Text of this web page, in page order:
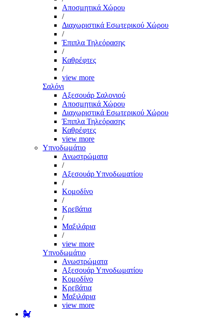
Αποσμητικά Χώρου
/
Διαχωριστικά Εσωτερικού Χώρου
/
Έπιπλα Τηλεόρασης
/
Καθρέφτες
/
view more
Σαλόνι
Αξεσουάρ Σαλονιού
Αποσμητικά Χώρου
Διαχωριστικά Εσωτερικού Χώρου
Έπιπλα Τηλεόρασης
Καθρέφτες
view more
Υπνοδωμάτιο
Ανωστρώματα
/
Αξεσουάρ Υπνοδωματίου
/
Κομοδίνο
/
Κρεβάτια
/
Μαξιλάρια
/
view more
Υπνοδωμάτιο
Ανωστρώματα
Αξεσουάρ Υπνοδωματίου
Κομοδίνο
Κρεβάτια
Μαξιλάρια
view more